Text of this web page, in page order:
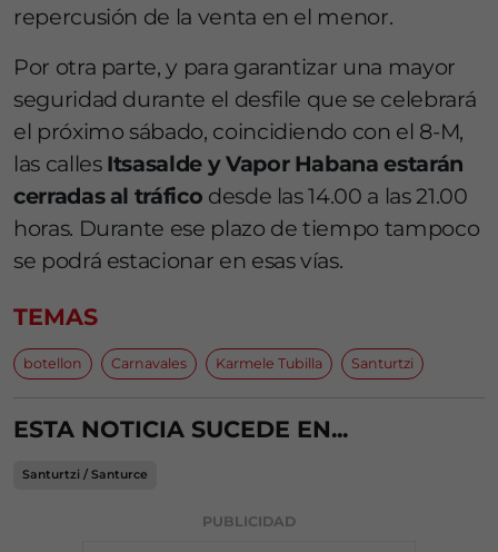
repercusión de la venta en el menor.
Por otra parte, y para garantizar una mayor
seguridad durante el desfile que se celebrará
el próximo sábado, coincidiendo con el 8-M,
las callesItsasalde y Vapor Habana estarán
cerradas al tráfico desde las 14.00 a las 21.00
horas. Durante ese plazo de tiempo tampoco
se podrá estacionar en esas vías.
TEMAS
botellon Carnavales Karmele Tubilla Santurtzi
ESTA NOTICIA SUCEDE EN...
Santurtzi / Santurce
PUBLICIDAD